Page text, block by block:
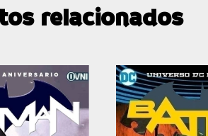
relacionados